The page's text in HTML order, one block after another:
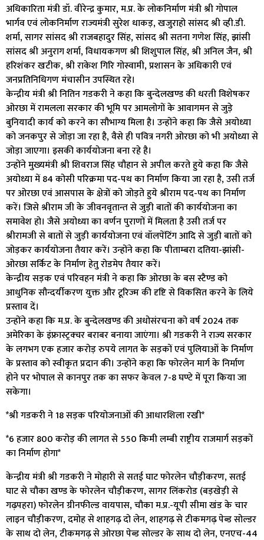
अधिकारिता मंत्री डॉ. वीरेन्द्र कुमार, म.प्र. के लोकनिर्माण मंत्री श्री गोपाल
भार्गव एवं लोकनिर्माण राज्यमंत्री सुरेश धाकड़, खजुराहो सांसद श्री व्ही.डी.
शर्मा, सागर सांसद श्री राजबहादुर सिंह, सांसद श्री सतना गणेश सिंह, झांसी
सांसद श्री अनुराग शर्मा, विधायकगण श्री शिशुपाल सिंह, श्री अनिल जैन, श्री
हरिशंकर खटीक, श्री राकेश गिरि गोस्वामी, प्रशासन के अधिकारी एवं
जनप्रतिनिधिगण मंचासीन उपस्थित रहे।
केन्द्रीय मंत्री श्री नितिन गडकरी ने कहा कि बुन्देलखण्ड की धरती विशेषकर
ओरछा में रामलला सरकार की भूमि पर आमलोगों के आवागमन से जुड़े
बुनियादी कार्य को करने का सौभाग्य मिला है। उन्होंने कहा कि जैसे अयोध्या
को जनकपुर से जोड़ा जा रहा है, वैसे ही पवित्र नगरी ओरछा को भी अयोध्या से
जोड़ा जाएगा। इसकी कार्ययोजना बना रहे है।
उन्होंने मुख्यमंत्री श्री शिवराज सिंह चौहान से अपील करते हुये कहा कि जैसे
अयोध्या में 84 कोसी परिक्रमा पद-पथ का निर्माण किया जा रहा है, उसी तर्ज
पर ओरछा एवं आसपास के क्षेत्रों को जोड़ते हुये श्रीराम पद-पथ का निर्माण
करें। जिसे श्रीराम जी के जीवनवृतान्त से जुड़ी बातों की कार्ययोजना का
समावेश हो। जैसे अयोध्या का वर्णन पुराणों में मिलता है उसी तर्ज पर
श्रीरामजी से बातों से जुड़ी कार्ययोजना एवं वॉलपेंटिंग आदि से जुड़ी बातों को
जोड़कर कार्ययोजना तैयार करें। उन्होंने कहा कि पीताम्बरा दतिया-झांसी-
ओरछा सर्किट के निर्माण हेतु रोडमेप तैयार करें।
केन्द्रीय सड़क एवं परिवहन मंत्री ने कहा कि ओरछा के बस स्टैण्ड को
आधुनिक सौन्दर्यीकरण युक्त और टूरिज्म की दृष्टि से विकसित करने के लिये
प्रस्ताव दें।
उन्होंने कहा कि म.प्र. के बुन्देलखण्ड की अधोसंरचना को वर्ष 2024 तक
अमेरिका के इंफ्रास्ट्रक्चर बराबर बनाया जाएंगा। श्री गडकरी ने राज्य सरकार
के लगभग एक हजार करोड़ रुपये लागत के सड़कों एवं पुलियाओं के निर्माण
के प्रस्ताव को स्वीकृत प्रदान की। उन्होंने कहा कि फोरलेन मार्ग के निर्माण
होने पर भोपाल से कानपुर तक का सफर केवल 7-8 घण्टे में पूरा किया जा
सकेगा।
*श्री गडकरी ने 18 सड़क परियोजनाओं की आधारशिला रखी*
*6 हजार 800 करोड़ की लागत से 550 किमी लम्बी राष्ट्रीय राजमार्ग सड़कों
का निर्माण होगा*
केन्द्रीय मंत्री श्री गडकरी ने मोहारी से सतई घाट फोरलेन चौड़ीकरण, सतई
घाट से चौका खण्ड के फोरलेन चौड़ीकरण, सागर लिंकरोड (बड़खेड़ी से
गढ़पहरा) फोरलेन ग्रीनफील्ड वायपास, चौका म.प्र.-यूपी सीमा खंड के चार
लाइन चौड़ीकरण, दमोह से शाहगढ़ दो लेन, शाहगढ़ से टीकमगढ़ पेब्ड सोल्डर
के साथ दो लेन, टीकमगढ़ से ओरछा पेब्ड सोल्डर के साथ दो लेन, एनएच-44